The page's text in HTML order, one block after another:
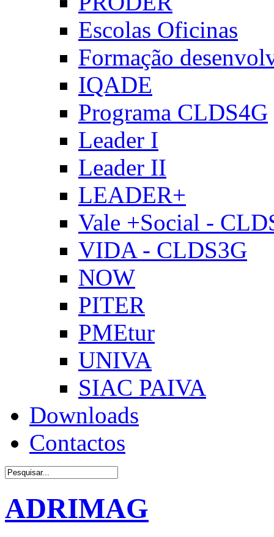
Escolas Oficinas
Formação
IQADE
Programa CLDS4G
Leader I
Leader II
LEADER+
Vale +Social -
VIDA - CLDS3G
NOW
PITER
PMEtur
UNIVA
SIAC PAIVA
Downloads
Contactos
ADRIMAG